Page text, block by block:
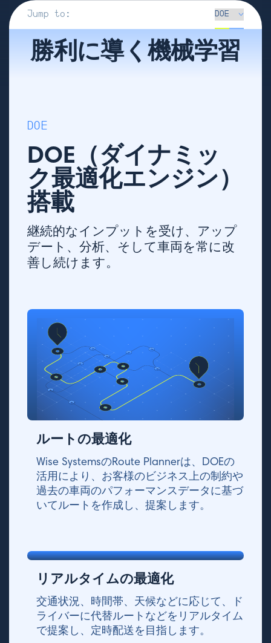
Jump to:
勝利に導く機械学習
DOE
DOE（ダイナミッ
ク最適化エンジン）
搭載
継続的なインプットを受け、アップ
デート、分析、そして車両を常に改
善し続けます。
ルートの最適化
Wise SystemsのRoute Plannerは、DOEの
活用により、お客様のビジネス上の制約や
過去の車両のパフォーマンスデータに基づ
いてルートを作成し、提案します。
リアルタイムの最適化
交通状況、時間帯、天候などに応じて、ド
ライバーに代替ルートなどをリアルタイム
で提案し、定時配送を目指します。